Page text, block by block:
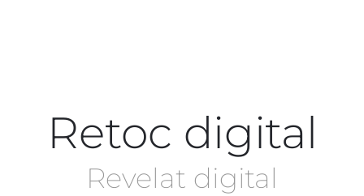
Retoc digital
Revelat digital